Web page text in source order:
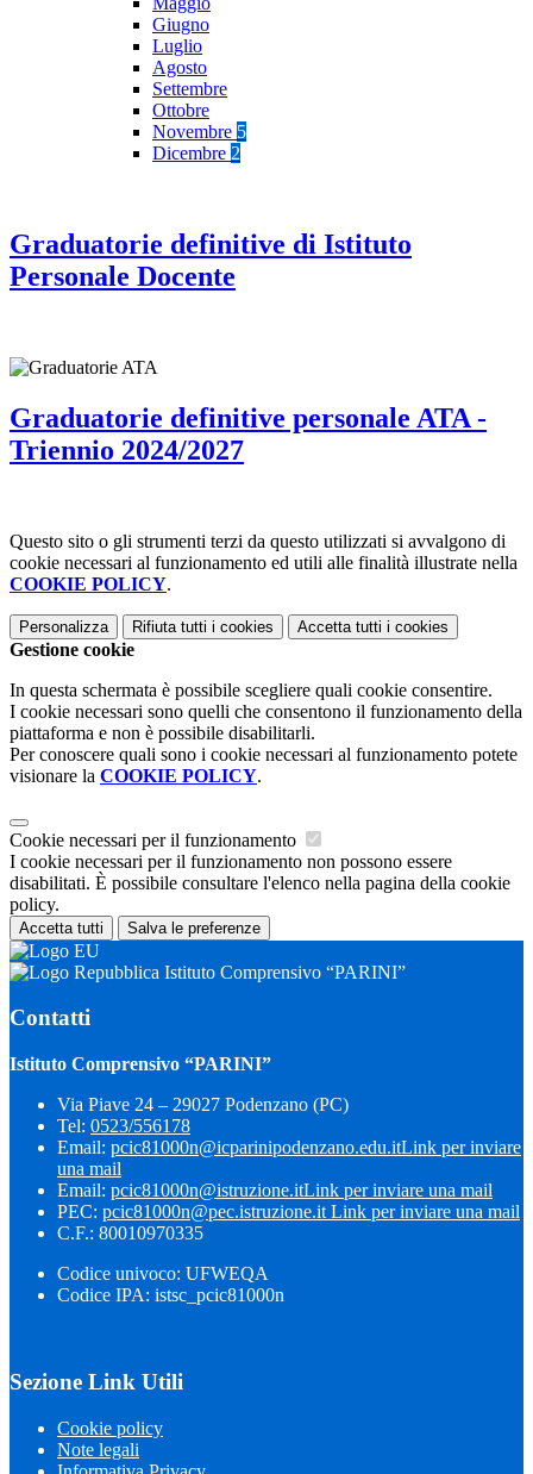
Giugno
Luglio
Agosto
Settembre
Ottobre
Novembre 5
Dicembre 2
Graduatorie definitive di Istituto
Personale Docente
Graduatorie definitive personale ATA -
Triennio 2024/2027
Questo sito o gli strumenti terzi da questo utilizzati si avvalgono di
cookie necessari al funzionamento ed utili alle finalità illustrate nella
COOKIE POLICY.
Personalizza Rifiuta tutti i cookies Accetta tutti i cookies
Gestione cookie
In questa schermata è possibile scegliere quali cookie consentire.
I cookie necessari sono quelli che consentono il funzionamento della
piattaforma e non è possibile disabilitarli.
Per conoscere quali sono i cookie necessari al funzionamento potete
visionare la COOKIE POLICY.
Cookie necessari per il funzionamento
I cookie necessari per il funzionamento non possono essere
disabilitati. È possibile consultare l'elenco nella pagina della cookie
policy.
Accetta tutti Salva le preferenze
Istituto Comprensivo “PARINI”
Contatti
Istituto Comprensivo “PARINI”
Via Piave 24 – 29027 Podenzano (PC)
Tel: 0523/556178
Email: pcic81000n@icparinipodenzano.edu.itLink per inviare
una mail
Email: pcic81000n@istruzione.itLink per inviare una mail
PEC: pcic81000n@pec.istruzione.it Link per inviare una mail
C.F.: 80010970335
Codice univoco: UFWEQA
Codice IPA: istsc_pcic81000n
Sezione Link Utili
Cookie policy
Note legali